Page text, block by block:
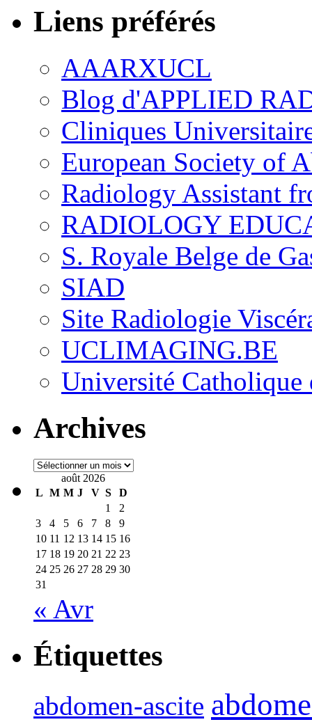
Liens préférés
AAARXUCL
Blog d'APPLIED
Cliniques
European Society of
Radiology Assistant
RADIOLOGY
S. Royale Belge de
SIAD
Site Radiologie
UCLIMAGING.BE
Université Catholique
Archives
Archives
août 2026
L M M J V S
D
1
2
3
4 5 6 7 8
9
10 11 12 13 14 15 16
17 18 19 20 21 22 23
24 25 26 27 28 29 30
31
« Avr
Étiquettes
abdomen-ascite